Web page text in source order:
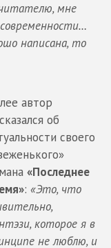
мне
написана, то
автор
об
своего
«Последнее
: «Это, что
которое я в
не люблю, и